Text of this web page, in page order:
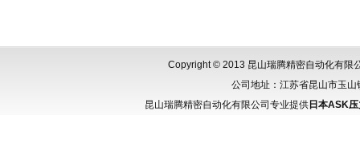
Copyright © 2013 昆山瑞腾精密自动化有限
公司地址：江苏省昆山市玉
昆山瑞腾精密自动化有限公司专业提供 日本ASK